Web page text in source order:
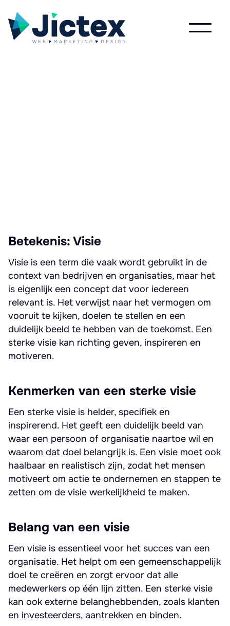
Betekenis: Visie
Visie is een term die vaak wordt gebruikt in de
context van bedrijven en organisaties, maar het
is eigenlijk een concept dat voor iedereen
relevant is. Het verwijst naar het vermogen om
vooruit te kijken, doelen te stellen en een
duidelijk beeld te hebben van de toekomst. Een
sterke visie kan richting geven, inspireren en
motiveren.
Kenmerken van een sterke visie
Een sterke visie is helder, specifiek en
inspirerend. Het geeft een duidelijk beeld van
waar een persoon of organisatie naartoe wil en
waarom dat doel belangrijk is. Een visie moet ook
haalbaar en realistisch zijn, zodat het mensen
motiveert om actie te ondernemen en stappen te
zetten om de visie werkelijkheid te maken.
Belang van een visie
Een visie is essentieel voor het succes van een
organisatie. Het helpt om een gemeenschappelijk
doel te creëren en zorgt ervoor dat alle
medewerkers op één lijn zitten. Een sterke visie
kan ook externe belanghebbenden, zoals klanten
en investeerders, aantrekken en binden.